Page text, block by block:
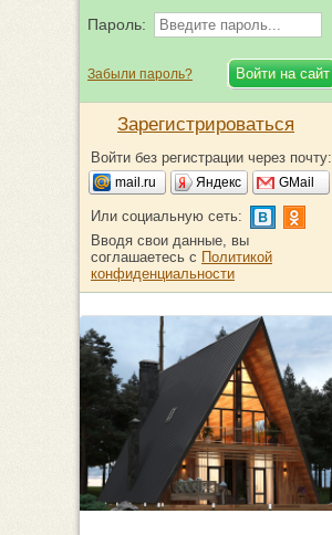
Пароль:
Забыли пароль?
Зарегистрироваться
Войти без регистрации через почту:
mail.ru Яндекс GMail
Или социальную сеть:
Вводя свои данные, вы
соглашаетесь с Политикой
конфиденциальности